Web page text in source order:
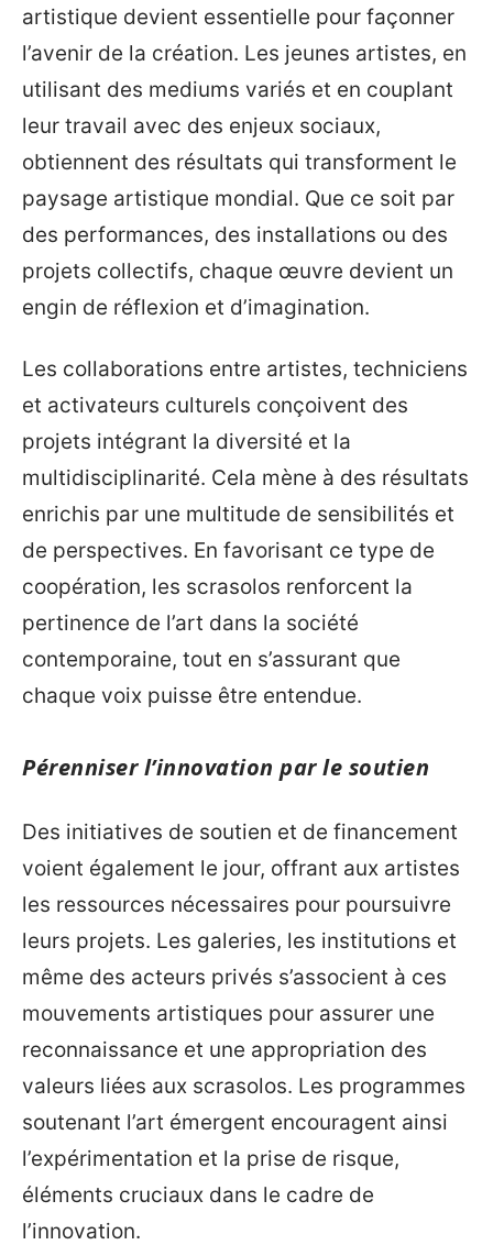
artistique devient essentielle pour façonner
l’avenir de la création. Les jeunes artistes, en
utilisant des mediums variés et en couplant
leur travail avec des enjeux sociaux,
obtiennent des résultats qui transforment le
paysage artistique mondial. Que ce soit par
des performances, des installations ou des
projets collectifs, chaque œuvre devient un
engin de réflexion et d’imagination.
Les collaborations entre artistes, techniciens
et activateurs culturels conçoivent des
projets intégrant la diversité et la
multidisciplinarité. Cela mène à des résultats
enrichis par une multitude de sensibilités et
de perspectives. En favorisant ce type de
coopération, les scrasolos renforcent la
pertinence de l’art dans la société
contemporaine, tout en s’assurant que
chaque voix puisse être entendue.
Pérenniser l’innovation par le soutien
Des initiatives de soutien et de financement
voient également le jour, offrant aux artistes
les ressources nécessaires pour poursuivre
leurs projets. Les galeries, les institutions et
même des acteurs privés s’associent à ces
mouvements artistiques pour assurer une
reconnaissance et une appropriation des
valeurs liées aux scrasolos. Les programmes
soutenant l’art émergent encouragent ainsi
l’expérimentation et la prise de risque,
éléments cruciaux dans le cadre de
l’innovation.